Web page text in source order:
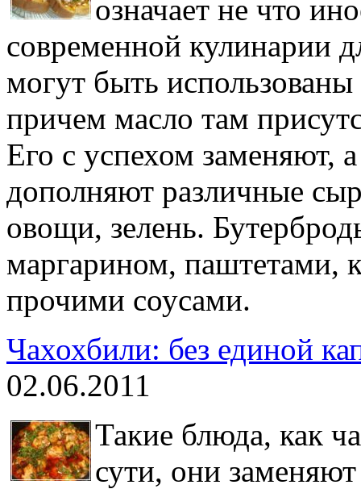
означает не что
современной кулинарии
могут быть
причем масло там
Его с успехом заменяют,
дополняют различные
овощи, зелень.
маргарином, паштетами,
прочими соусами.
Чахохбили: без единой
02.06.2011
Такие блюда, как
сути, они